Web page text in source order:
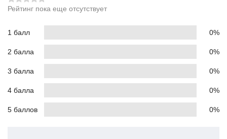
Рейтинг пока еще отсутствует
1 балл 0%
2 балла 0%
3 балла 0%
4 балла 0%
5 баллов 0%